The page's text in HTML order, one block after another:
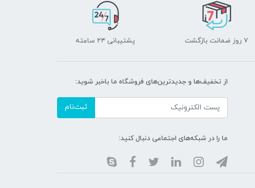
۷ روز ضمانت بازگشت پشتیبانی ۲۴ ساعته
از تخفیف‌ها و جدیدترین‌های فروشگاه ما باخبر شوید:
ثبت‌نام
ما را در شبکه‌های اجتماعی دنبال کنید: